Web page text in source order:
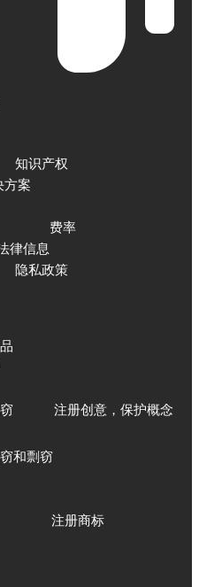
知识产权
方案
费率
律信息
隐私政策
注册创意，保护概念
和剽窃
注册商标